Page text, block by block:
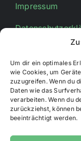
Um dir ein optimales
wie Cookies, um
zuzugreifen. Wenn du
Daten wie das
verarbeiten. Wenn du
zurückziehst, können
beeinträchtigt werden.
Impressum
Kontakt
E-Mail: